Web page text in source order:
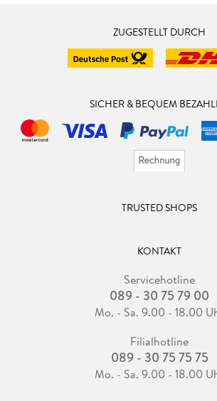
ZUGESTELLT DURCH
SICHER & BEQUEM
TRUSTED SHOPS
KONTAKT
Servicehotline
089 - 30 75 79 00
Mo. - Sa. 9.00 - 18.00
Filialhotline
089 - 30 75 75 75
Mo. - Sa. 9.00 - 18.00